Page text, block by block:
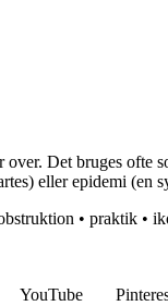
Det bruges ofte
eller epidemi (en
• praktik •
YouTube